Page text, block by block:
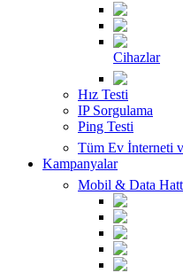
Cihazlar
Hız Testi
IP Sorgulama
Ping Testi
Tüm Ev İnterneti
Kampanyalar
Mobil & Data